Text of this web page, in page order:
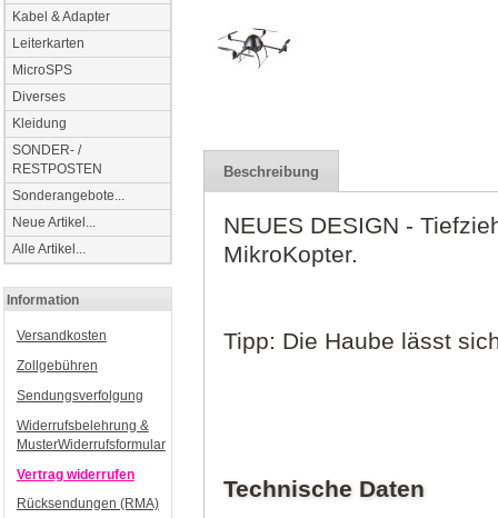
Kabel & Adapter
Leiterkarten
MicroSPS
Diverses
Kleidung
SONDER- /
RESTPOSTEN
Sonderangebote...
Neue Artikel...
Alle Artikel...
Information
Versandkosten
Zollgebühren
Sendungsverfolgung
Widerrufsbelehrung &
MusterWiderrufsformular
Vertrag widerrufen
Rücksendungen (RMA)
Beschreibung
NEUES DESIGN -
MikroKopter.
Tipp: Die Haube lässt
Technische Daten